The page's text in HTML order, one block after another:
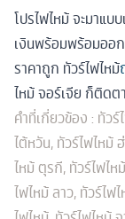
โปรไฟไหม้ จะมาแบ
เงินพร้อมพร้อมออ
ราคาถูก ทัวร์ไฟไหม้
ไหม้ จอร์เจีย ก็ติดต
คำที่เกี่ยวข้อง : ทัวร์
ไต้หวัน, ทัวร์ไฟไหม้
ไหม้ ตุรกี, ทัวร์ไฟไ
ไฟไหม้ ลาว, ทัวร์ไ